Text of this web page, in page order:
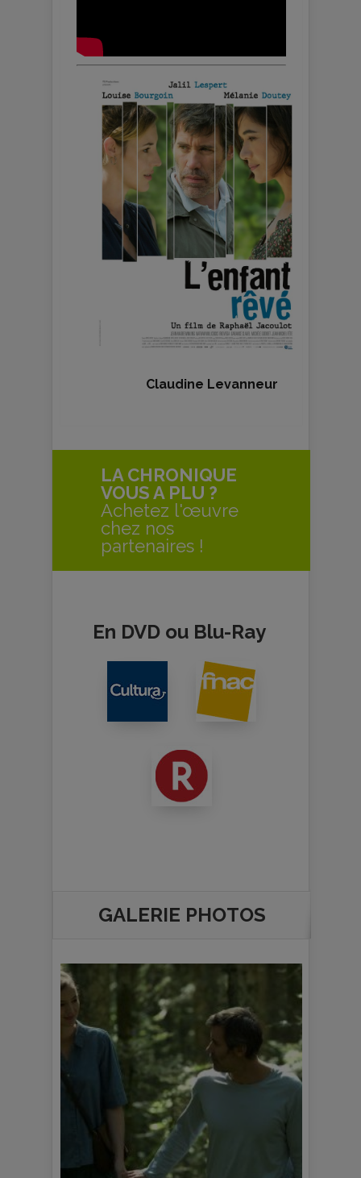
Claudine Levanneur
LA CHRONIQUE
VOUS A PLU ?
Achetez l'œuvre
chez nos
partenaires !
En DVD ou Blu-Ray
GALERIE PHOTOS